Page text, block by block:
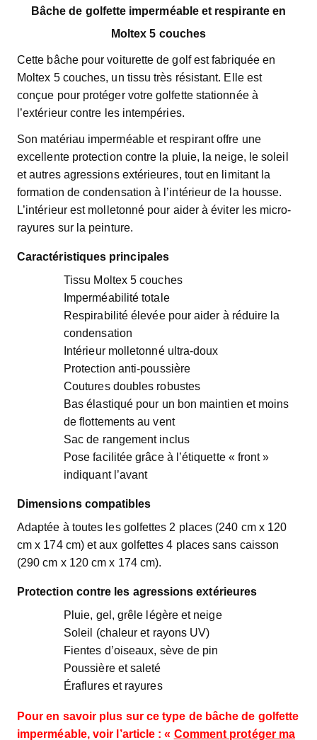
Bâche de golfette imperméable et respirante en
Moltex 5 couches
Cette bâche pour voiturette de golf est fabriquée en
Moltex 5 couches, un tissu très résistant. Elle est
conçue pour protéger votre golfette stationnée à
l’extérieur contre les intempéries.
Son matériau imperméable et respirant offre une
excellente protection contre la pluie, la neige, le soleil
et autres agressions extérieures, tout en limitant la
formation de condensation à l’intérieur de la housse.
L’intérieur est molletonné pour aider à éviter les micro-
rayures sur la peinture.
Caractéristiques principales
Tissu Moltex 5 couches
Imperméabilité totale
Respirabilité élevée pour aider à réduire la
condensation
Intérieur molletonné ultra-doux
Protection anti-poussière
Coutures doubles robustes
Bas élastiqué pour un bon maintien et moins
de flottements au vent
Sac de rangement inclus
Pose facilitée grâce à l’étiquette « front »
indiquant l’avant
Dimensions compatibles
Adaptée à toutes les golfettes 2 places (240 cm x 120
cm x 174 cm) et aux golfettes 4 places sans caisson
(290 cm x 120 cm x 174 cm).
Protection contre les agressions extérieures
Pluie, gel, grêle légère et neige
Soleil (chaleur et rayons UV)
Fientes d’oiseaux, sève de pin
Poussière et saleté
Éraflures et rayures
Pour en savoir plus sur ce type de bâche de golfette
imperméable, voir l’article : « Comment protéger ma